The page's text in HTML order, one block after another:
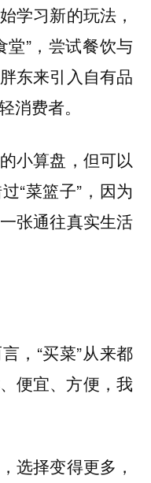
学习新的玩法，
堂”，尝试餐饮与
东来引入自有品
消费者。
小算盘，但可以
“菜篮子”，因为
张通往真实生活
，“买菜”从来都
便宜、方便，我
选择变得更多，